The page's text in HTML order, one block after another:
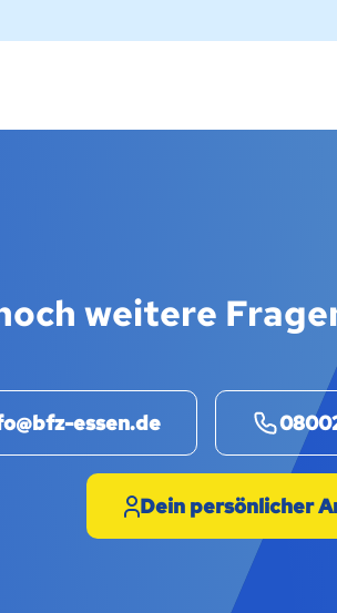
weitere
essen.de
Dein persönlicher